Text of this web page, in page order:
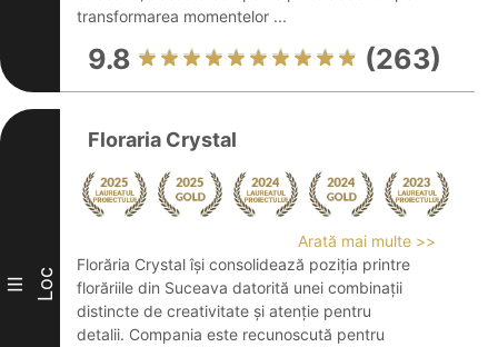
transformarea momentelor ...
9.8 (263)
III Loc
Floraria Crystal
Arată mai multe >>
Florăria Crystal își consolidează poziția printre
florăriile din Suceava datorită unei combinații
distincte de creativitate și atenție pentru
detalii. Compania este recunoscută pentru